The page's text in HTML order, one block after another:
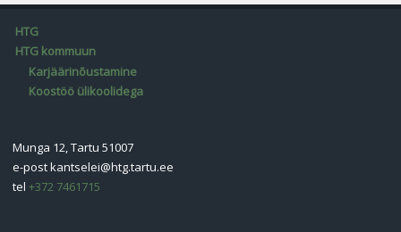
HTG
HTG kommuun
Karjäärinõustamine
Koostöö ülikoolidega
Munga 12, Tartu 51007
e-postkantselei@htg.tartu.ee
tel+372 7461715